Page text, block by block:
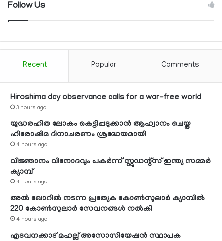
Follow Us
Recent Popular Comments
Hiroshima day observance calls for a war-free world
3 hours ago
യുദ്ധരഹിത ലോകം കെട്ടിപ്പടുക്കാന്‍ ആഹ്വാനം ചെയ്ത
ഹിരോഷിമ ദിനാചരണം ശ്രദ്ധേയമായി
4 hours ago
വിജ്ഞാനം വിനോദവും പകര്‍ന്ന് സ്റ്റുഡന്റ്‌സ് ഇന്ത്യ സമ്മര്‍
ക്യാമ്പ്
4 hours ago
അല്‍ ഖോറില്‍ നടന്ന പ്രത്യേക കോണ്‍സുലാര്‍ ക്യാമ്പില്‍
220 കോണ്‍സുലാര്‍ സേവനങ്ങള്‍ നല്‍കി
4 hours ago
എടവനക്കാട് മഹല്ല് അസോസിയേഷന്‍ സ്ഥാപക